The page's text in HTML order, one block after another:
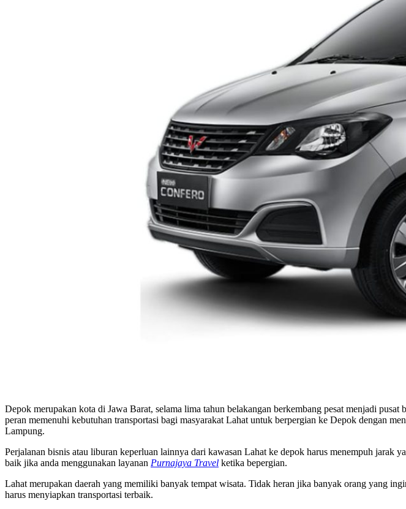
Depok merupakan kota di Jawa Barat, selama lima tahun belakangan berkembang pesat menjadi
peran memenuhi kebutuhan transportasi bagi masyarakat Lahat untuk berpergian ke Depok dengan
Lampung.
Perjalanan bisnis atau liburan keperluan lainnya dari kawasan Lahat ke depok harus menempuh
baik jika anda menggunakan layanan Purnajaya Travel ketika bepergian.
Lahat merupakan daerah yang memiliki banyak tempat wisata. Tidak heran jika banyak orang yang
harus menyiapkan transportasi terbaik.